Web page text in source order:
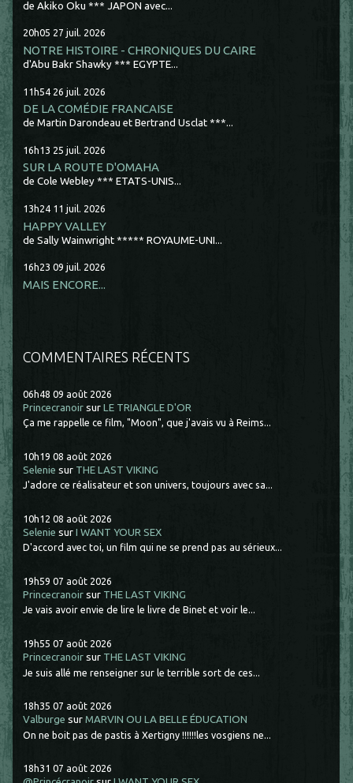
de Akiko Oku *** JAPON avec...
20h05 27 juil. 2026
NOTRE HISTOIRE - CHRONIQUES DU CAIRE
d'Abu Bakr Shawky *** EGYPTE...
11h54 26 juil. 2026
DE LA COMÉDIE FRANCAISE
de Martin Darondeau et Bertrand Usclat ***...
16h13 25 juil. 2026
SUR LA ROUTE D'OMAHA
de Cole Webley *** ETATS-UNIS...
13h24 11 juil. 2026
HAPPY VALLEY
de Sally Wainwright ***** ROYAUME-UNI...
16h23 09 juil. 2026
MAIS ENCORE...
COMMENTAIRES RÉCENTS
06h48 09 août 2026
Princecranoir surLE TRIANGLE D'OR
Ça me rappelle ce film, "Moon", que j'avais vu à Reims...
10h19 08 août 2026
Selenie sur THE LAST VIKING
J'adore ce réalisateur et son univers, toujours avec sa...
10h12 08 août 2026
Selenie surI WANT YOUR SEX
D'accord avec toi, un film qui ne se prend pas au sérieux...
19h59 07 août 2026
Princecranoir sur THE LAST VIKING
Je vais avoir envie de lire le livre de Binet et voir le...
19h55 07 août 2026
Princecranoir sur THE LAST VIKING
Je suis allé me renseigner sur le terrible sort de ces...
18h35 07 août 2026
Valburge surMARVIN OU LA BELLE ÉDUCATION
On ne boit pas de pastis à Xertigny !!!!!!les vosgiens ne...
18h31 07 août 2026